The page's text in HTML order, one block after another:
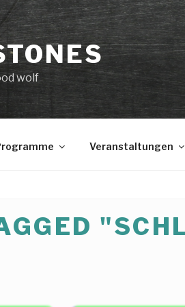
wolf
Veranstaltungen